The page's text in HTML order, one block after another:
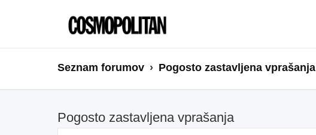
Seznam forumov Pogosto zastavljena vprašanja
Pogosto zastavljena vprašanja